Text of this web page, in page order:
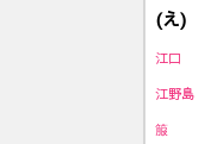
(え)
江口
江野島
箙